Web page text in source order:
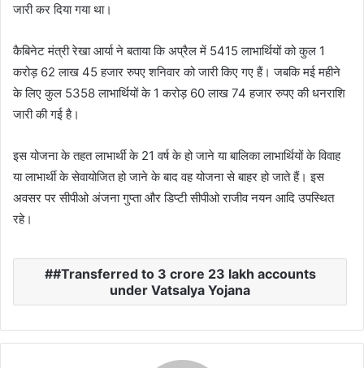
जारी कर दिया गया था।
कैबिनेट मंत्री रेखा आर्या ने बताया कि अप्रैल में 5415 लाभार्थियों को कुल 1
करोड़ 62 लाख 45 हजार रुपए शनिवार को जारी किए गए हैं। जबकि मई महीने
के लिए कुल 5358 लाभार्थियों के 1 करोड़ 60 लाख 74 हजार रुपए की धनराशि
जारी की गई है।
इस योजना के तहत लाभार्थी के 21 वर्ष के हो जाने या बालिका लाभार्थियों के विवाह
या लाभार्थी के सेवायोजित हो जाने के बाद वह योजना से बाहर हो जाते हैं। इस
अवसर पर सीपीओ अंजना गुप्ता और डिप्टी सीपीओ राजीव नयन आदि उपस्थित
रहे।
#Transferred to 3 crore 23 lakh accounts
under Vatsalya Yojana